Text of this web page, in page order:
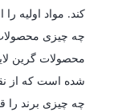
کند. مواد اولیه
چه چیزی
محصولات گرین
شده است که از
چه چیزی برند را